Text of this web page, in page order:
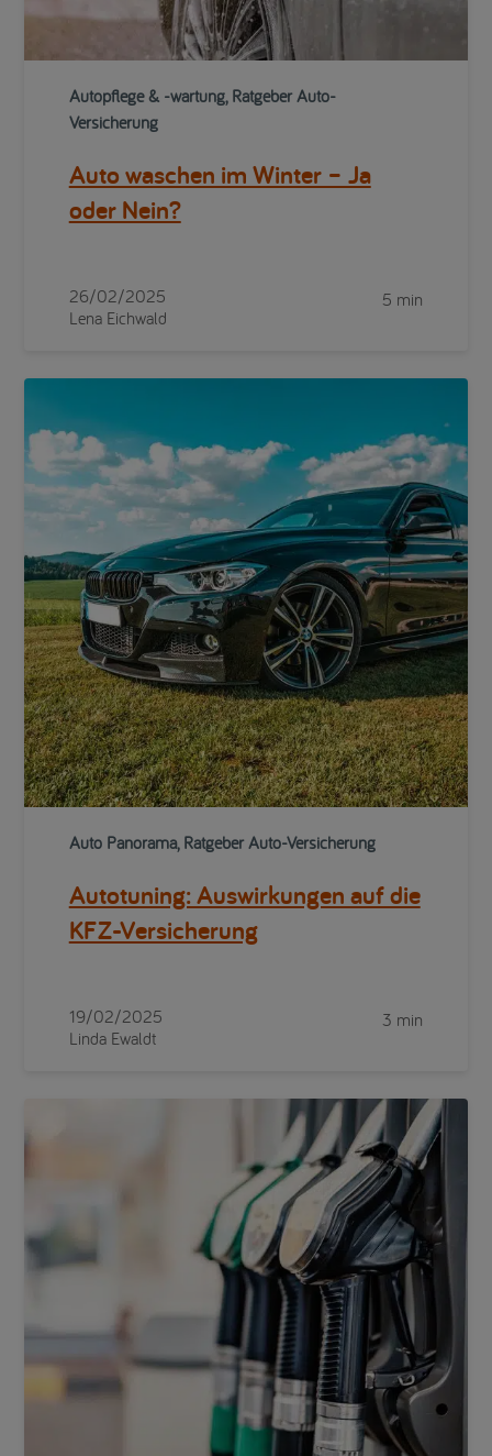
Autopflege & -wartung, Ratgeber Auto-
Versicherung
Auto waschen im Winter – Ja
oder Nein?
26/02/2025
Lena Eichwald
5 min
Auto Panorama, Ratgeber Auto-Versicherung
Autotuning: Auswirkungen auf die
KFZ-Versicherung
19/02/2025
Linda Ewaldt
3 min